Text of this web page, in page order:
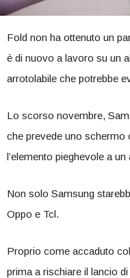
Fold non ha ottenuto un
è di nuovo a lavoro su un
arrotolabile che potrebbe
Lo scorso novembre,
che prevede uno schermo
l’elemento pieghevole a un
Non solo Samsung
Oppo e Tcl.
Proprio come accaduto
prima a rischiare il lancio